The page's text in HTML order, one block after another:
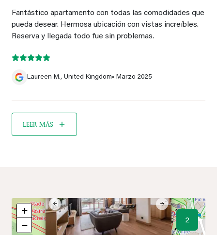
Fantástico apartamento con todas las comodidades que
pueda desear. Hermosa ubicación con vistas increíbles.
Reserva y llegada todo fue sin problemas.
Laureen M., United Kingdom• Marzo 2025
LEER MÁS
2
Previous Next
+
−